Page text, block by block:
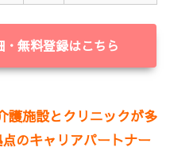
無料登録はこちら
護施設とクリニックが多
のキャリアパートナー